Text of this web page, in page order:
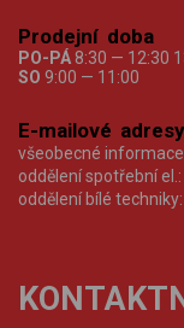
Prodejní doba
PO-PÁ 8:30 — 12:30
SO 9:00 — 11:00
E-mailové adresy
všeobecné
oddělení spotřební el.:
oddělení bílé techniky: